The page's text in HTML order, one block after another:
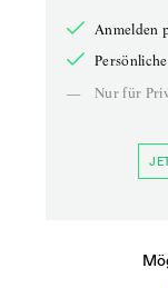
Anmelden
—
Nur für